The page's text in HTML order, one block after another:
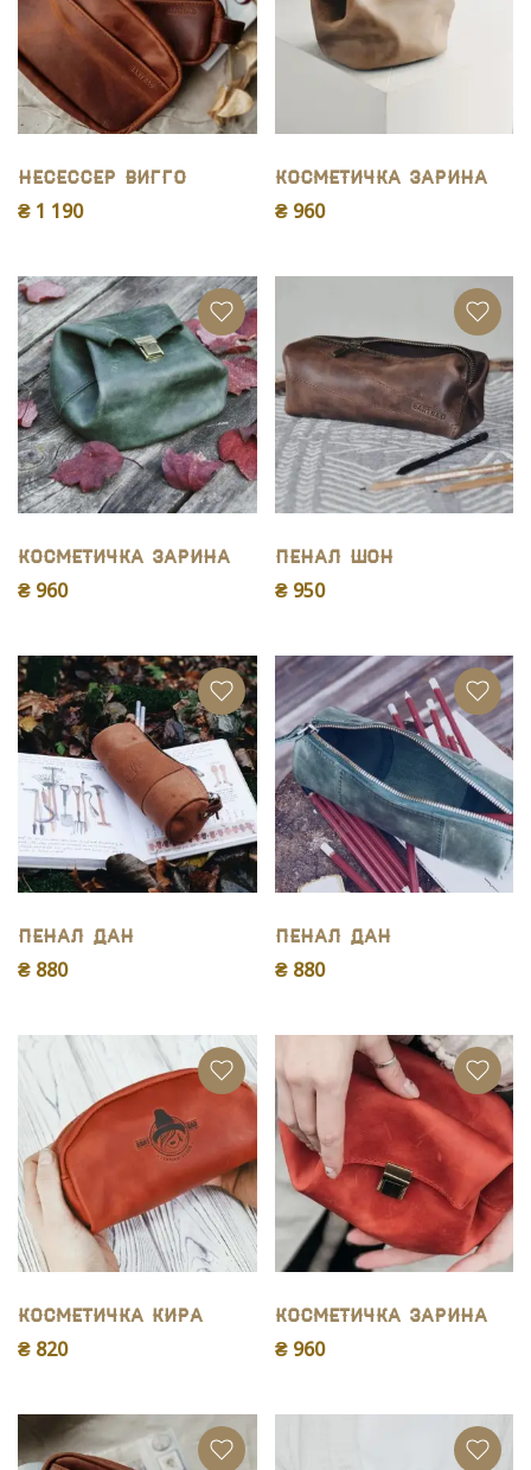
Несессер Вигго
₴ 1 190
Косметичка Зарина
₴ 960
Косметичка Зарина
₴ 960
Пенал Шон
₴ 950
Пенал Дан
₴ 880
Пенал Дан
₴ 880
Косметичка Кира
₴ 820
Косметичка Зарина
₴ 960